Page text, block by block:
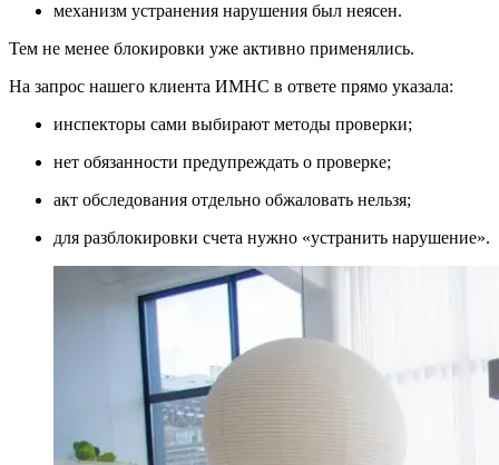
механизм устранения нарушения был неясен.
Тем не менее блокировки уже активно применялись.
На запрос нашего клиента ИМНС в ответе прямо указала:
инспекторы сами выбирают методы проверки;
нет обязанности предупреждать о проверке;
акт обследования отдельно обжаловать нельзя;
для разблокировки счета нужно «устранить нарушение».